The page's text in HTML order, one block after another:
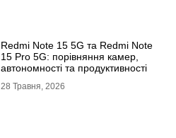
Redmi Note 15 5G та Redmi Note
15 Pro 5G: порівняння камер,
автономності та продуктивності
28 Травня, 2026